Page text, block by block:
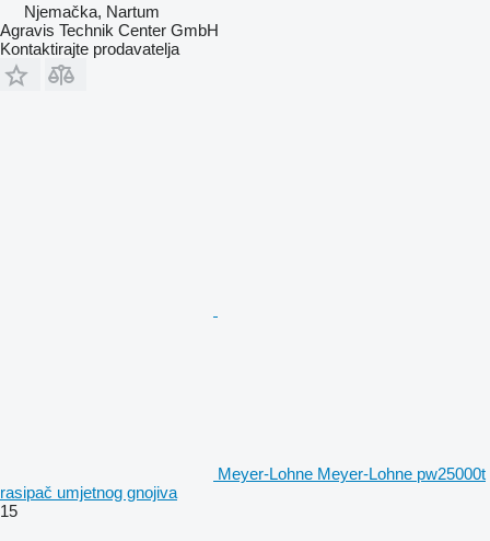
Njemačka, Nartum
Agravis Technik Center GmbH
Kontaktirajte prodavatelja
Meyer-Lohne Meyer-Lohne pw25000t
rasipač umjetnog gnojiva
15